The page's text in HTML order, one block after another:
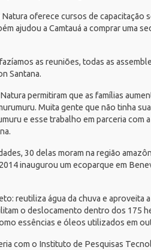
oferece cursos de
ajudou a Camtauá a comprar uma
as reuniões, todas as
Santana.
permitiram que as famílias
Muita gente que não tinha
e esse trabalho em parceria com
30 delas moram na região
inaugurou um ecoparque em
reutiliza água da chuva e aproveita
o deslocamento dentro dos 175
essências e óleos utilizados em
com o Instituto de Pesquisas